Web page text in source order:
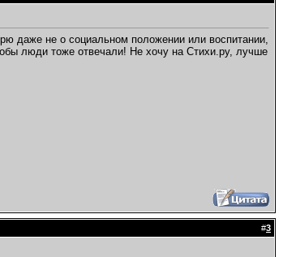
даже не о социальном положении или воспитании,
люди тоже отвечали! Не хочу на Стихи.ру, лучше
#3